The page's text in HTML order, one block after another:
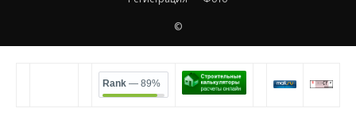
©
Rank — 89%